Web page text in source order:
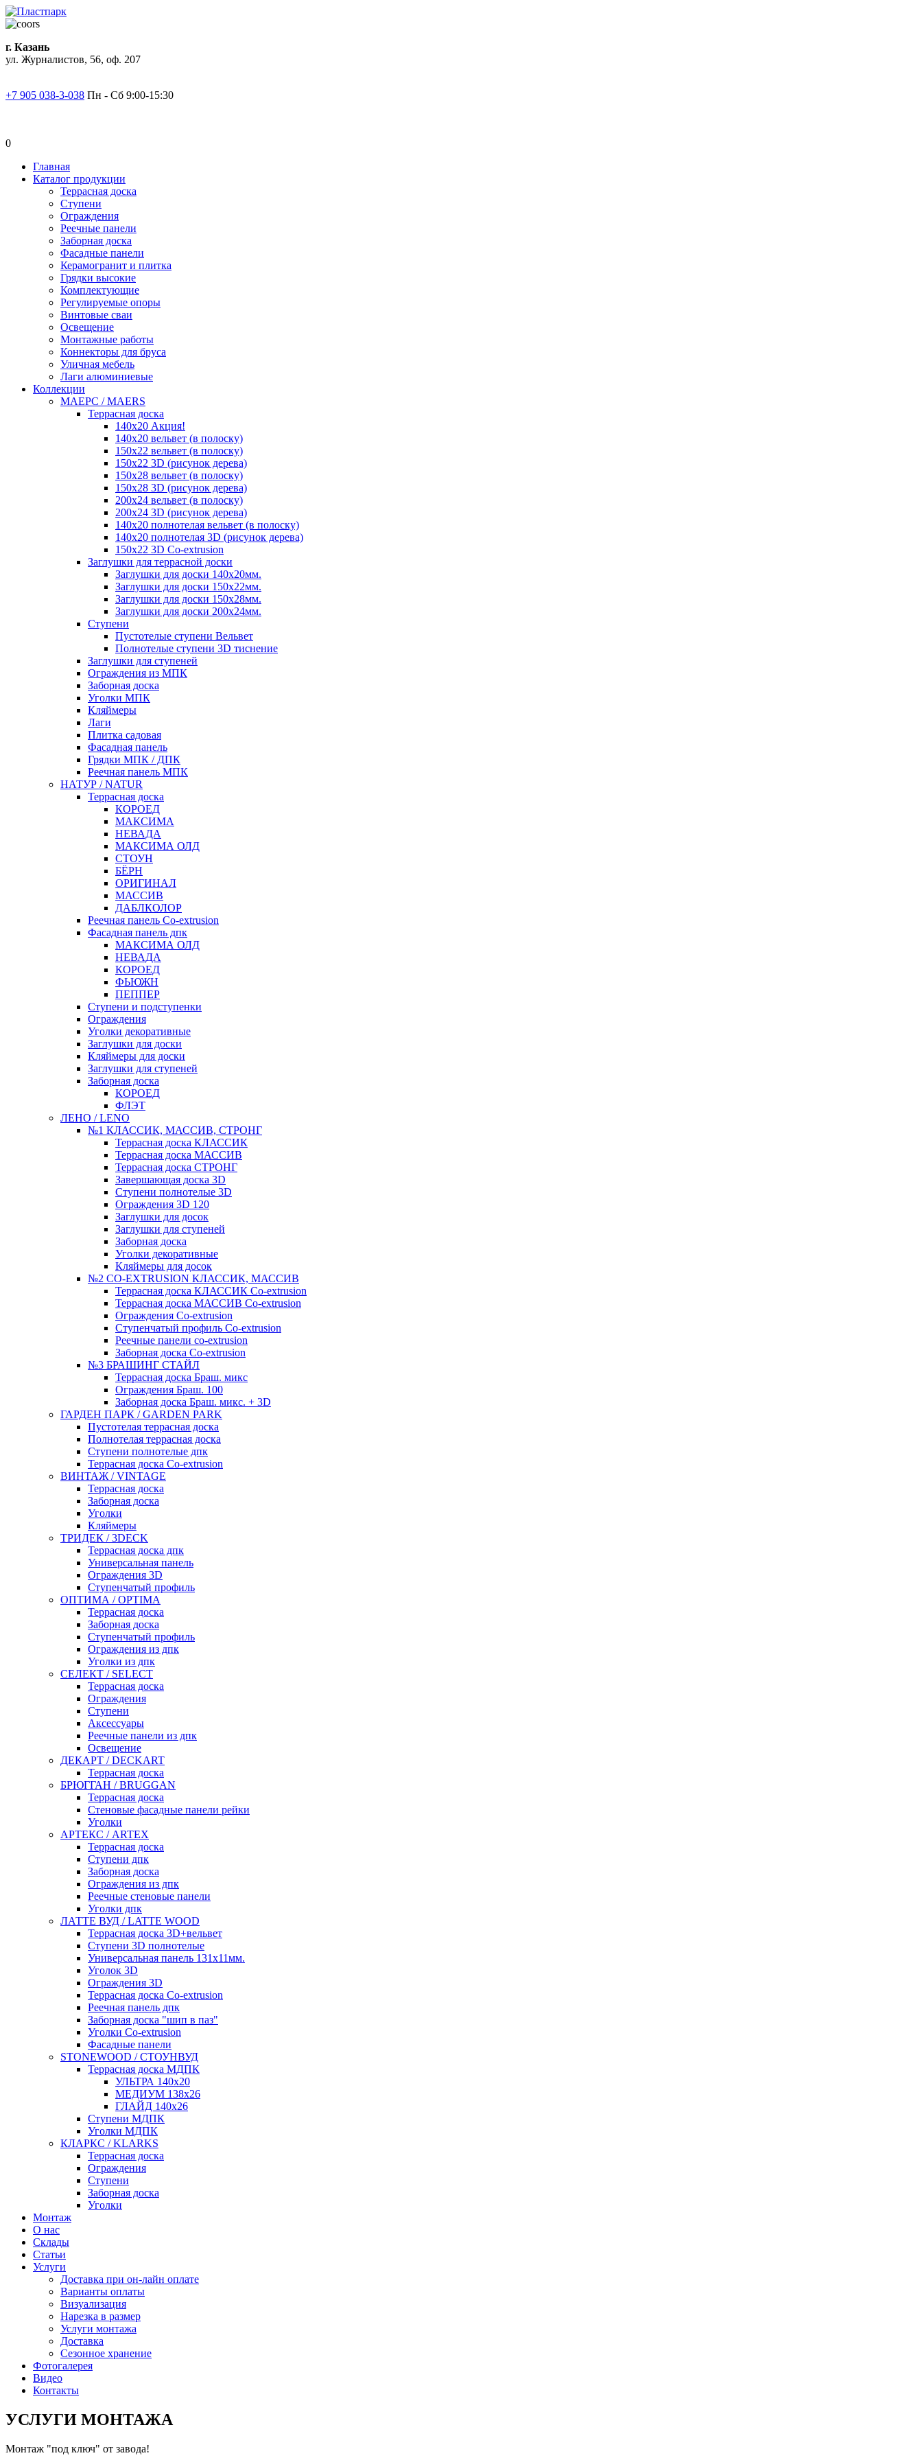
г. Казань
ул. Журналистов, 56, оф. 207
+7 905 038-3-038 Пн - Сб 9:00-15:30
0
Главная
Каталог продукции
Террасная доска
Ступени
Ограждения
Реечные панели
Заборная доска
Фасадные панели
Керамогранит и плитка
Грядки высокие
Комплектующие
Регулируемые опоры
Винтовые сваи
Освещение
Монтажные работы
Коннекторы для бруса
Уличная мебель
Лаги алюминиевые
Коллекции
MAEРC / MAERS
Террасная доска
140x20 Акция!
140x20 вельвет (в полоску)
150x22 вельвет (в полоску)
150x22 3D (рисунок дерева)
150x28 вельвет (в полоску)
150x28 3D (рисунок дерева)
200x24 вельвет (в полоску)
200x24 3D (рисунок дерева)
140x20 полнотелая вельвет (в полоску)
140x20 полнотелая 3D (рисунок дерева)
150x22 3D Сo-extrusion
Заглушки для террасной доски
Заглушки для доски 140x20мм.
Заглушки для доски 150x22мм.
Заглушки для доски 150x28мм.
Заглушки для доски 200x24мм.
Ступени
Пустотелые ступени Вельвет
Полнотелые ступени 3D тиснение
Заглушки для ступеней
Ограждения из МПК
Заборная доска
Уголки МПК
Кляймеры
Лаги
Плитка садовая
Фасадная панель
Грядки МПК / ДПК
Реечная панель МПК
НАТУР / NATUR
Террасная доска
КОРОЕД
МАКСИМА
НЕВАДА
МАКСИМА ОЛД
СТОУН
БЁРН
ОРИГИНАЛ
МАССИВ
ДАБЛКОЛОР
Реечная панель Co-extrusion
Фасадная панель дпк
МАКСИМА ОЛД
НЕВАДА
КОРОЕД
ФЬЮЖН
ПЕППЕР
Ступени и подступенки
Ограждения
Уголки декоративные
Заглушки для доски
Кляймеры для доски
Заглушки для ступеней
Заборная доска
КОРОЕД
ФЛЭТ
ЛЕНО / LENO
№1 КЛАССИК, МАССИВ, СТРОНГ
Террасная доска КЛАССИК
Террасная доска МАССИВ
Террасная доска СТРОНГ
Завершающая доска 3D
Ступени полнотелые 3D
Ограждения 3D 120
Заглушки для досок
Заглушки для ступеней
Заборная доска
Уголки декоративные
Кляймеры для досок
№2 CO-EXTRUSION КЛАССИК, МАССИВ
Террасная доска КЛАССИК Co-extrusion
Террасная доска МАССИВ Co-extrusion
Ограждения Co-extrusion
Ступенчатый профиль Co-extrusion
Реечные панели co-extrusion
Заборная доска Co-extrusion
№3 БРАШИНГ СТАЙЛ
Террасная доска Браш. микс
Ограждения Браш. 100
Заборная доска Браш. микс. + 3D
ГАРДЕН ПАРК / GARDEN PARK
Пустотелая террасная доска
Полнотелая террасная доска
Ступени полнотелые дпк
Террасная доска Co-extrusion
ВИНТАЖ / VINTAGE
Террасная доска
Заборная доска
Уголки
Кляймеры
ТРИДЕК / 3DECK
Террасная доска дпк
Универсальная панель
Ограждения 3D
Ступенчатый профиль
ОПТИМА / OPTIMA
Террасная доска
Заборная доска
Ступенчатый профиль
Ограждения из дпк
Уголки из дпк
СЕЛЕКТ / SELECT
Террасная доска
Ограждения
Ступени
Аксессуары
Реечные панели из дпк
Освещение
ДЕКАРТ / DECKART
Террасная доска
БРЮГГАН / BRUGGAN
Террасная доска
Стеновые фасадные панели рейки
Уголки
АРТЕКС / ARTEX
Террасная доска
Ступени дпк
Заборная доска
Ограждения из дпк
Реечные стеновые панели
Уголки дпк
ЛАТТЕ ВУД / LATTE WOOD
Террасная доска 3D+вельвет
Ступени 3D полнотелые
Универсальная панель 131x11мм.
Уголок 3D
Ограждения 3D
Террасная доска Co-extrusion
Реечная панель дпк
Заборная доска "шип в паз"
Уголки Co-extrusion
Фасадные панели
STONEWOOD / СТОУНВУД
Террасная доска МДПК
УЛЬТРА 140x20
МЕДИУМ 138x26
ГЛАЙД 140x26
Ступени МДПК
Уголки МДПК
КЛАРКС / KLARKS
Террасная доска
Ограждения
Ступени
Заборная доска
Уголки
Монтаж
О нас
Склады
Статьи
Услуги
Доставка при он-лайн оплате
Варианты оплаты
Визуализация
Нарезка в размер
Услуги монтажа
Доставка
Сезонное хранение
Фотогалерея
Видео
Контакты
УСЛУГИ МОНТАЖА
Монтаж "под ключ" от завода!